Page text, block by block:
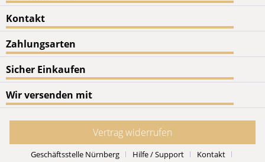
Kontakt
Zahlungsarten
Sicher Einkaufen
Wir versenden mit
Vertrag widerrufen
Geschäftsstelle Nürnberg Hilfe / Support Kontakt